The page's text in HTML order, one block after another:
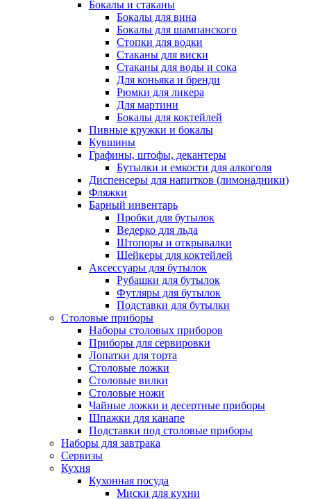
Бокалы и стаканы
Бокалы для вина
Бокалы для шампанского
Стопки для водки
Стаканы для виски
Стаканы для воды и сока
Для коньяка и бренди
Рюмки для ликера
Для мартини
Бокалы для коктейлей
Пивные кружки и бокалы
Кувшины
Графины, штофы, декантеры
Бутылки и емкости для алкоголя
Диспенсеры для напитков (лимонадники)
Фляжки
Барный инвентарь
Пробки для бутылок
Ведерко для льда
Штопоры и открывалки
Шейкеры для коктейлей
Аксессуары для бутылок
Рубашки для бутылок
Футляры для бутылок
Подставки для бутылки
Столовые приборы
Наборы столовых приборов
Приборы для сервировки
Лопатки для торта
Столовые ложки
Столовые вилки
Столовые ножи
Чайные ложки и десертные приборы
Шпажки для канапе
Подставки под столовые приборы
Наборы для завтрака
Сервизы
Кухня
Кухонная посуда
Миски для кухни